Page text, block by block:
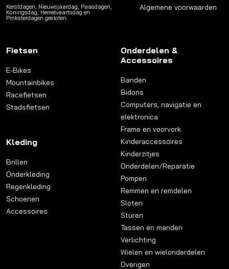
Kerstdagen, Nieuwsjaardag, Paasdagen,
Koningsdag, Hemelvaartsdag en
Pinksterdagen gesloten.
Algemene voorwaarden
Fietsen
E-Bikes
Mountainbikes
Racefietsen
Stadsfietsen
Kleding
Brillen
Onderkleding
Regenkleding
Schoenen
Accessoires
Onderdelen &
Accessoires
Banden
Bidons
Computers, navigatie en
elektronica
Frame en voorvork
Kinderaccessoires
Kinderzitjes
Onderdelen/Reparatie
Pompen
Remmen en remdelen
Sloten
Sturen
Tassen en manden
Verlichting
Wielen en wielonderdelen
Overigen